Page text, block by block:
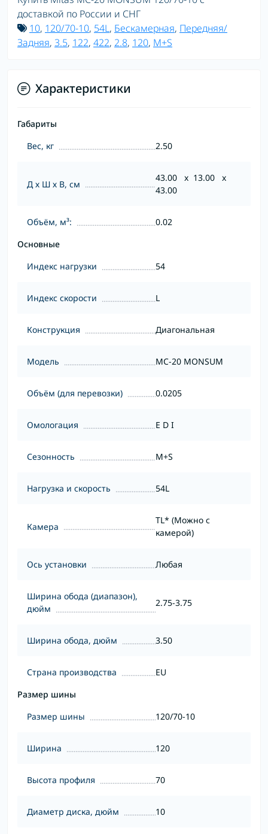
доставкой по России и СНГ
10, 120/70-10, 54L, Бескамерная, Передняя/
Задняя, 3.5, 122, 422, 2.8, 120, M+S
Характеристики
Габариты
Вес, кг
2.50
Д х Ш х В, см
43.00 x 13.00 x
43.00
Объём, м³:
0.02
Основные
Индекс нагрузки
54
Индекс скорости L
Конструкция Диагональная
Модель MC-20 MONSUM
Объём (для перевозки) 0.0205
Омологация E D I
Сезонность M+S
Нагрузка и скорость 54L
Камера
TL* (Можно с
камерой)
Ось установки Любая
Ширина обода (диапазон),
дюйм
2.75-3.75
Ширина обода, дюйм 3.50
Страна производства
EU
Размер шины
Размер шины
120/70-10
Ширина 120
Высота профиля 70
Диаметр диска, дюйм 10